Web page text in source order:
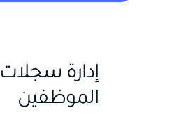
إدارة سجلات
الموظفين